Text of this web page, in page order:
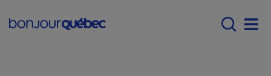
Main navigation -